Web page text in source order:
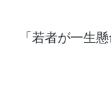
「若者が一生